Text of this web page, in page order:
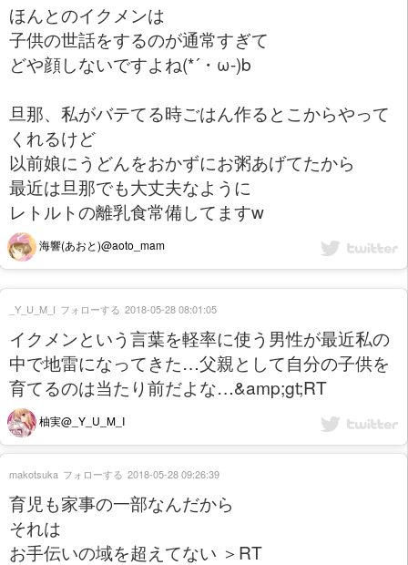
ほんとのイクメンは
子供の世話をするのが通常すぎて
どや顔しないですよね(*´・ω-)b
旦那、私がバテてる時ごはん作るとこからやって
くれるけど
以前娘にうどんをおかずにお粥あげてたから
最近は旦那でも大丈夫なように
レトルトの離乳食常備してますw
海響(あおと)@aoto_mam
イクメンという言葉を軽率に使う男性が最近私の
中で地雷になってきた…父親として自分の子供を
育てるのは当たり前だよな…&amp;gt;RT
柚実@_Y_U_M_I
_Y_U_M_I フォローする 2018-05-28 08:01:05
育児も家事の一部なんだから
それは
お手伝いの域を超えてない ＞RT
makotsuka フォローする 2018-05-28 09:26:39